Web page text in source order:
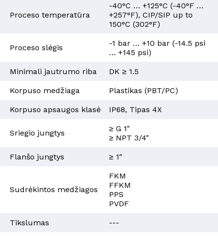
Proceso temperatūra
-40°C … +125°C (-40°F …
+257°F), CIP/SIP up to
150°C (302°F)
Proceso slėgis
-1 bar … +10 bar (-14.5 psi
… +145 psi)
Minimali jautrumo riba DK ≥ 1.5
Korpuso medžiaga Plastikas (PBT/PC)
Korpuso apsaugos klasė IP68, Tipas 4X
Sriegio jungtys
≥ G 1"
≥ NPT 3/4"
Flanšo jungtys ≥ 1"
Sudrėkintos medžiagos
FKM
FFKM
PPS
PVDF
Tikslumas ---